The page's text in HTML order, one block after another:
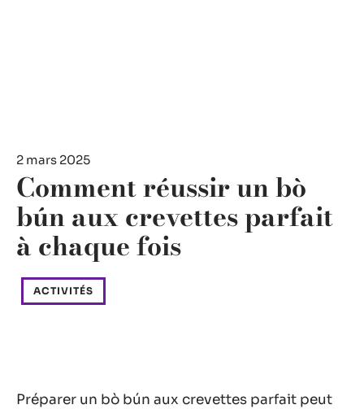
2 mars 2025
Comment réussir un bò
bún aux crevettes parfait
à chaque fois
ACTIVITÉS
Préparer un bò bún aux crevettes parfait peut